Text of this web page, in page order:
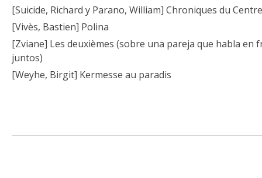
[Suicide, Richard y Parano, William] Chroniques du
[Vivès, Bastien] Polina
[Zviane] Les deuxièmes (sobre una pareja que habla en
juntos)
[Weyhe, Birgit] Kermesse au paradis